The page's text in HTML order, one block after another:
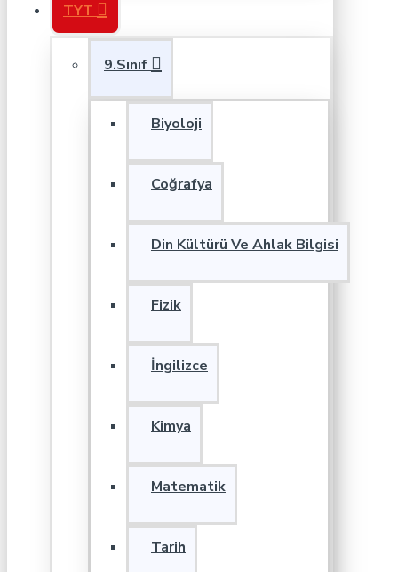
TYT
9.Sınıf
Biyoloji
Coğrafya
Din Kültürü Ve Ahlak Bilgisi
Fizik
İngilizce
Kimya
Matematik
Tarih